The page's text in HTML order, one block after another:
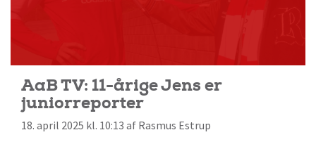
AaB TV: 11-årige Jens er
juniorreporter
18. april 2025 kl. 10:13 af Rasmus Estrup